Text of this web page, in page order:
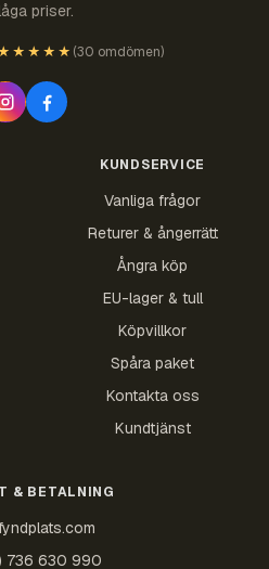
priser.
(30 omdömen)
KUNDSERVICE
Vanliga frågor
Returer & ångerrätt
Ångra köp
EU-lager & tull
Köpvillkor
Spåra paket
Kontakta oss
Kundtjänst
& BETALNING
736 630 990